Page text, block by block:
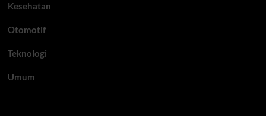
Kesehatan
Otomotif
Teknologi
Umum